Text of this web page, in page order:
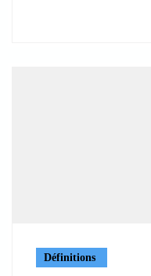
Définitions